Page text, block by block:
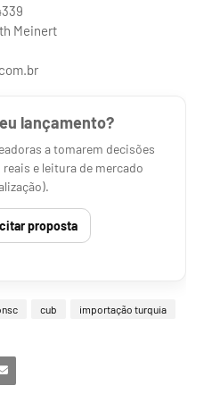
Meinert
lançamento?
a tomarem decisões
e leitura de mercado
proposta
cub
importação turquia